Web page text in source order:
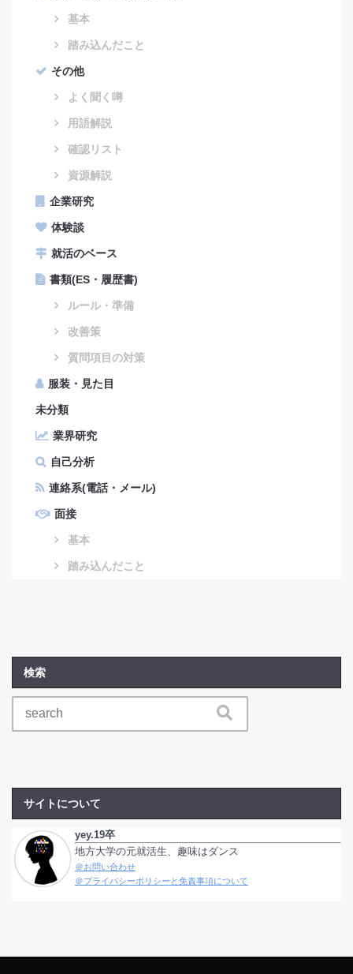
基本
踏み込んだこと
その他
よく聞く噂
用語解説
確認リスト
資源解説
企業研究
体験談
就活のベース
書類(ES・履歴書)
ルール・準備
改善策
質問項目の対策
服装・見た目
未分類
業界研究
自己分析
連絡系(電話・メール)
面接
基本
踏み込んだこと
検索
サイトについて
yey.19卒
地方大学の元就活生、趣味はダンス
＠お問い合わせ
＠プライバシーポリシーと免責事項について